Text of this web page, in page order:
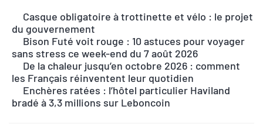
e
r
a
Casque obligatoire à trottinette et vélo : le projet
du gouvernement
Bison Futé voit rouge : 10 astuces pour voyager
sans stress ce week-end du 7 août 2026
De la chaleur jusqu’en octobre 2026 : comment
les Français réinventent leur quotidien
Enchères ratées : l’hôtel particulier Haviland
bradé à 3,3 millions sur Leboncoin